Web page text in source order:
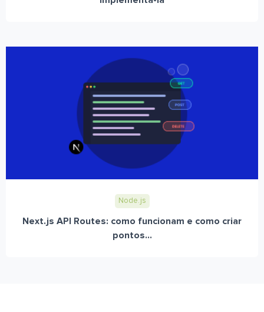
Node.js
Next.js API Routes: como funcionam e como criar
pontos...